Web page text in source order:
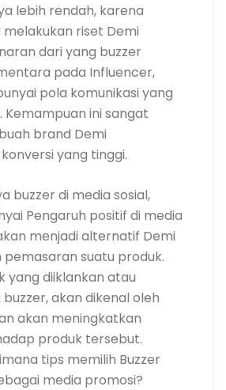
lebih rendah, karena
melakukan riset Demi
dari yang buzzer
pada Influencer,
pola komunikasi yang
Kemampuan ini sangat
brand Demi
yang tinggi.
buzzer di media sosial,
Pengaruh positif di media
menjadi alternatif Demi
suatu produk.
yang diiklankan atau
akan dikenal oleh
akan meningkatkan
produk tersebut.
tips memilih Buzzer
media promosi?